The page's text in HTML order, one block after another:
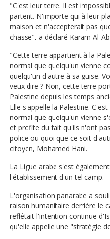
"C'est leur terre. Il est
partent. N'importe qui à leur
maison et n'accepterait pas
chasse", a déclaré Karam Al-
"Cette terre appartient à la
normal que quelqu'un vienne
quelqu'un d'autre à sa guise.
veux dire ? Non, cette terre
Palestine depuis les temps
Elle s'appelle la Palestine.
normal que quelqu'un vienne
et profite du fait qu'ils n'ont
police ou quoi que ce soit
citoyen, Mohamed Hani.
La Ligue arabe s'est
l'établissement d'un tel camp.
L'organisation panarabe a
raison humanitaire derrière le
reflétait l'intention continue
qu'elle appelle une "stratégie